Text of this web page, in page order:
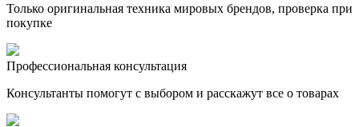
Только оригинальная техника мировых брендов, проверка при
покупке
Профессиональная консультация
Консультанты помогут с выбором и расскажут все о товарах